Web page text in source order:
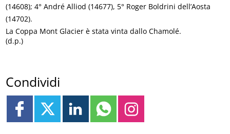
(14608); 4° André Alliod (14677), 5° Roger Boldrini dell’Aosta
(14702).
La Coppa Mont Glacier è stata vinta dallo Chamolé.
(d.p.)
Condividi